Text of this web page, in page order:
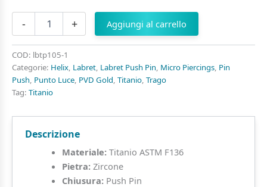
-
Labret
Punto
Luce
in
Titanio
ASTM
F136
quantità
+ Aggiungi al carrello
COD: lbtp105-1
Categorie: Helix, Labret, Labret Push Pin, Micro Piercings, Pin
Push, Punto Luce, PVD Gold, Titanio, Trago
Tag: Titanio
Descrizione
Materiale:Titanio ASTM F136
Pietra:Zircone
Chiusura:Push Pin